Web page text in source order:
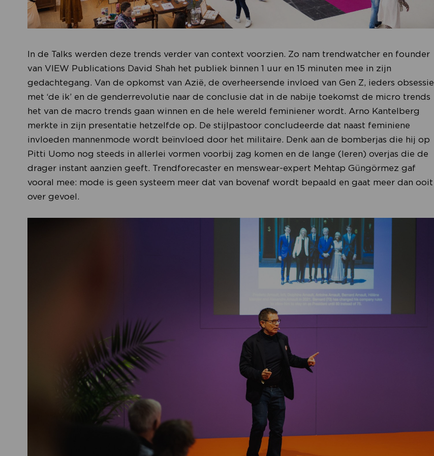
In de Talks werden deze trends verder van context voorzien. Zo nam trendwatcher en founder
van VIEW Publications David Shah het publiek binnen 1 uur en 15 minuten mee in zijn
gedachtegang. Van de opkomst van Azië, de overheersende invloed van Gen Z, ieders obsessie
met ‘de ik’ en de genderrevolutie naar de conclusie dat in de nabije toekomst de micro trends
het van de macro trends gaan winnen en de hele wereld feminiener wordt. Arno Kantelberg
merkte in zijn presentatie hetzelfde op. De stijlpastoor concludeerde dat naast feminiene
invloeden mannenmode wordt beïnvloed door het militaire. Denk aan de bomberjas die hij op
Pitti Uomo nog steeds in allerlei vormen voorbij zag komen en de lange (leren) overjas die de
drager instant aanzien geeft. Trendforecaster en menswear-expert Mehtap Güngörmez gaf
vooral mee: mode is geen systeem meer dat van bovenaf wordt bepaald en gaat meer dan ooit
over gevoel.